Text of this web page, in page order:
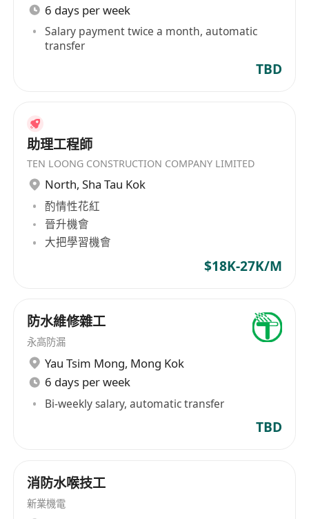
6 days per week
Salary payment twice a month, automatic
transfer
TBD
助理工程師
TEN LOONG CONSTRUCTION COMPANY LIMITED
North, Sha Tau Kok
酌情性花紅
晉升機會
大把學習機會
$18K-27K/M
防水維修雜工
永高防漏
Yau Tsim Mong, Mong Kok
6 days per week
Bi-weekly salary, automatic transfer
TBD
消防水喉技工
新業機電